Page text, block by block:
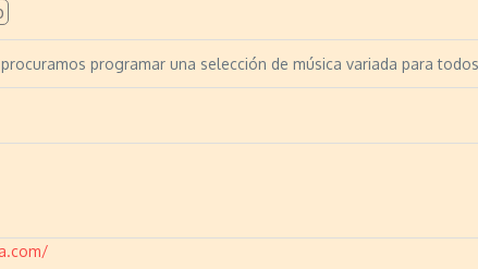
programar una selección de música variada para